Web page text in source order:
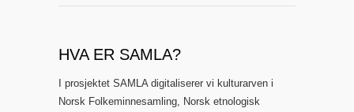
HVA ER SAMLA?
I prosjektet SAMLA digitaliserer vi kulturarven i
Norsk Folkeminnesamling, Norsk etnologisk